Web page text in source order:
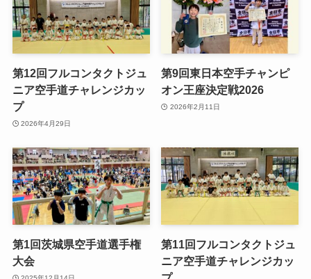
第12回フルコンタクトジュ
ニア空手道チャレンジカッ
プ
2026年4月29日
第9回東日本空手チャンピ
オン王座決定戦2026
2026年2月11日
第1回茨城県空手道選手権
大会
第11回フルコンタクトジュ
ニア空手道チャレンジカッ